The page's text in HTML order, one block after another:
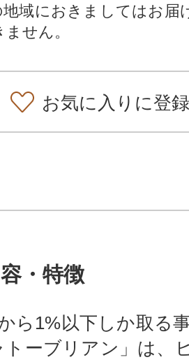
域におきましてはお届
せん。
お気に入りに登録
・特徴
ら1%以下しか取る
トーブリアン」は、